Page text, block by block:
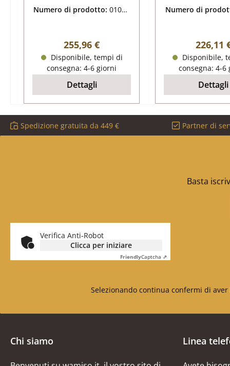
vetro a destra dati
314 mm x 525 mm x 4
mm materiale vetro
resistente al calore con
logo comprensivo di
guarnizione, reggivetro e
viti
Numero di prodotto:01064
Prezzo normale:
255,96 €
Disponibile, tempi di
consegna: 4-6 giorni
Dettagli
vetro a
314 mm x 525
mm
resistente al
guarnizione,
viti
Numero di
Prezzo
226,11
Disponibile,
consegna: 4-6
Dettagli
Spedizione gratuita da 449 € Partner di
Basta
Verifica Anti-Robot
Clicca per iniziare
FriendlyCaptcha ⇗
Selezionando continua confermi di
Chi siamo Linea